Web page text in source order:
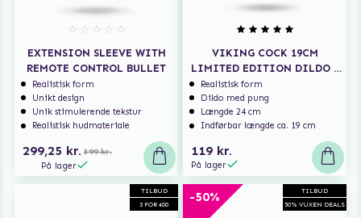
EXTENSION SLEEVE WITH
REMOTE CONTROL BULLET
Realistisk form
Unikt design
Unik stimulerende tekstur
Realistisk hudmateriale
299,25 kr. 399 kr.
På lager
VIKING COCK 19CM
LIMITED EDITION DILDO -
CLEAR
Realistisk form
Dildo med pung
Længde 24 cm
Indførbar længde ca. 19 cm
119 kr.
På lager
TILBUD
3 FOR 400
TILBUD
50% VUXEN DEALS
-50%